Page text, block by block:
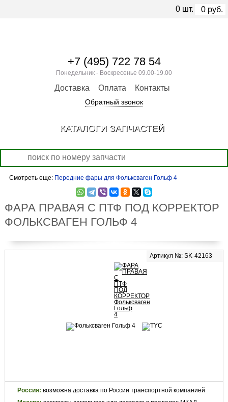
Смотреть еще: Передние фары для Фольксваген Гольф 4
ФАРА ПРАВАЯ С ПТФ ПОД КОРРЕКТОР
ФОЛЬКСВАГЕН ГОЛЬФ 4
Артикул №: SK-42163
Россия: возможна доставка по России транспортной компанией
+7 (495) 722 78 54
Понедельник - Воскресенье 09.00-19.00
Доставка Оплата Контакты
Обратный звонок
0 шт. 0 руб.
КАТАЛОГИ ЗАПЧАСТЕЙ